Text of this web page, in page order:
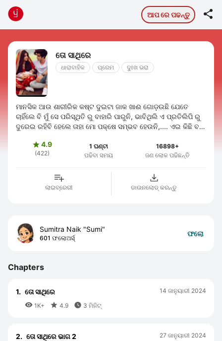
ଆପ ରେ ପଢନ୍ତୁ 
ତୋ ସାଥିରେ
ଧାରାବାହିକ ପ୍ରେମ ଦୁଃଖ ଭରା
ମାନସିକ ଆଉ ଶାରୀରିକ କଷ୍ଟ ଦୁଇଟା ଜାକ ଖାଈ ଗୋଡ଼ଉଛି ଯେତେ
ଚାହିଁଲେ ବି ମୁଁ ସେ ପରିସ୍ଥିତି ରୁ ବାହାରି ପାରୁନି, ଭାବିଥିଲି ଏ ପ୍ରତିଲିପି ରୁ
ଦୁରେଇ ରହିବି ହେଲେ ତାହା ମୋ ପକ୍ଷେ ସମ୍ଭବ ହେଉନି,.... ଏଇ କିଛି ବର୍ଷ
4.9
(422)
1 ଘଣ୍ଟା
ପଢିବା ସମୟ
16898+
ଜଣ ଲୋକ ପଢିଛନ୍ତି
ଲାଇବ୍ରେରୀ ଡାଉନଲୋଡ୍ କରନ୍ତୁ
Sumitra Naik "Sumi"
601 ଫଲୋଅର୍ସ୍
ଫଲୋ
Chapters
1. ତୋ ସାଥିରେ
 1K+  4.9  3 ମିନିଟ୍
14 ଜାନୁୟାରୀ 2024
2. ତୋ ସାଥିରେ ଭାଗ 2 27 ଜାନୁୟାରୀ 2024